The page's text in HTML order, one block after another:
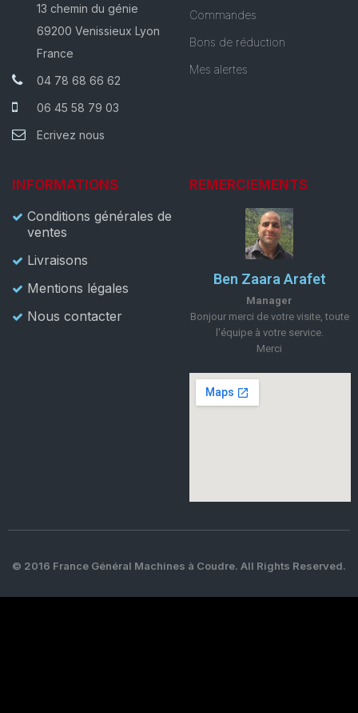
13 chemin du génie
69200 Venissieux Lyon
France
04 78 68 66 62
06 45 58 79 03
Ecrivez nous
Commandes
Bons de réduction
Mes alertes
INFORMATIONS
Conditions générales de
ventes
Livraisons
Mentions légales
Nous contacter
REMERCIEMENTS
Ben Zaara Arafet
Manager
Bonjour merci de votre visite, toute
l'équipe à votre service.
Merci
© 2016 France Général Machines à Coudre. All Rights Reserved.